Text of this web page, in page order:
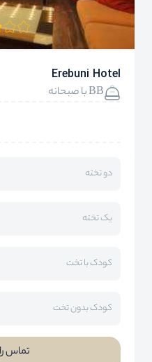
Erebuni Hotel
BB با صبحانه
دو تخته
یک تخته
کودک با تخت
کودک بدون تخت
تماس